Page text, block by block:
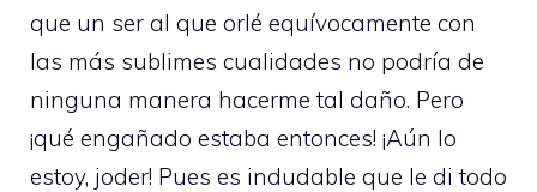
que un ser al que orlé equívocamente con
las más sublimes cualidades no podría de
ninguna manera hacerme tal daño. Pero
¡qué engañado estaba entonces! ¡Aún lo
estoy, joder! Pues es indudable que le di todo